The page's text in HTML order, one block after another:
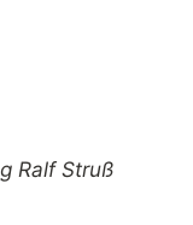
Ralf Struß